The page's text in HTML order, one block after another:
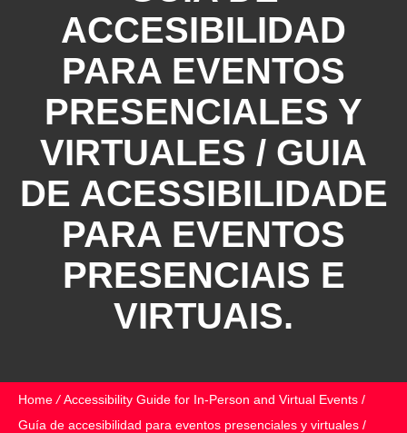
ACCESIBILIDAD
PARA EVENTOS
PRESENCIALES Y
VIRTUALES / GUIA
DE ACESSIBILIDADE
PARA EVENTOS
PRESENCIAIS E
VIRTUAIS.
Home/Accessibility Guide for In-Person and Virtual Events /
Guía de accesibilidad para eventos presenciales y virtuales /